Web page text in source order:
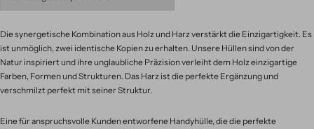
Die synergetische Kombination aus Holz und Harz verstärkt die Einzigartigkeit. Es
ist unmöglich, zwei identische Kopien zu erhalten. Unsere Hüllen sind von der
Natur inspiriert und ihre unglaubliche Präzision verleiht dem Holz einzigartige
Farben, Formen und Strukturen. Das Harz ist die perfekte Ergänzung und
verschmilzt perfekt mit seiner Struktur.
Eine für anspruchsvolle Kunden entworfene Handyhülle, die die perfekte